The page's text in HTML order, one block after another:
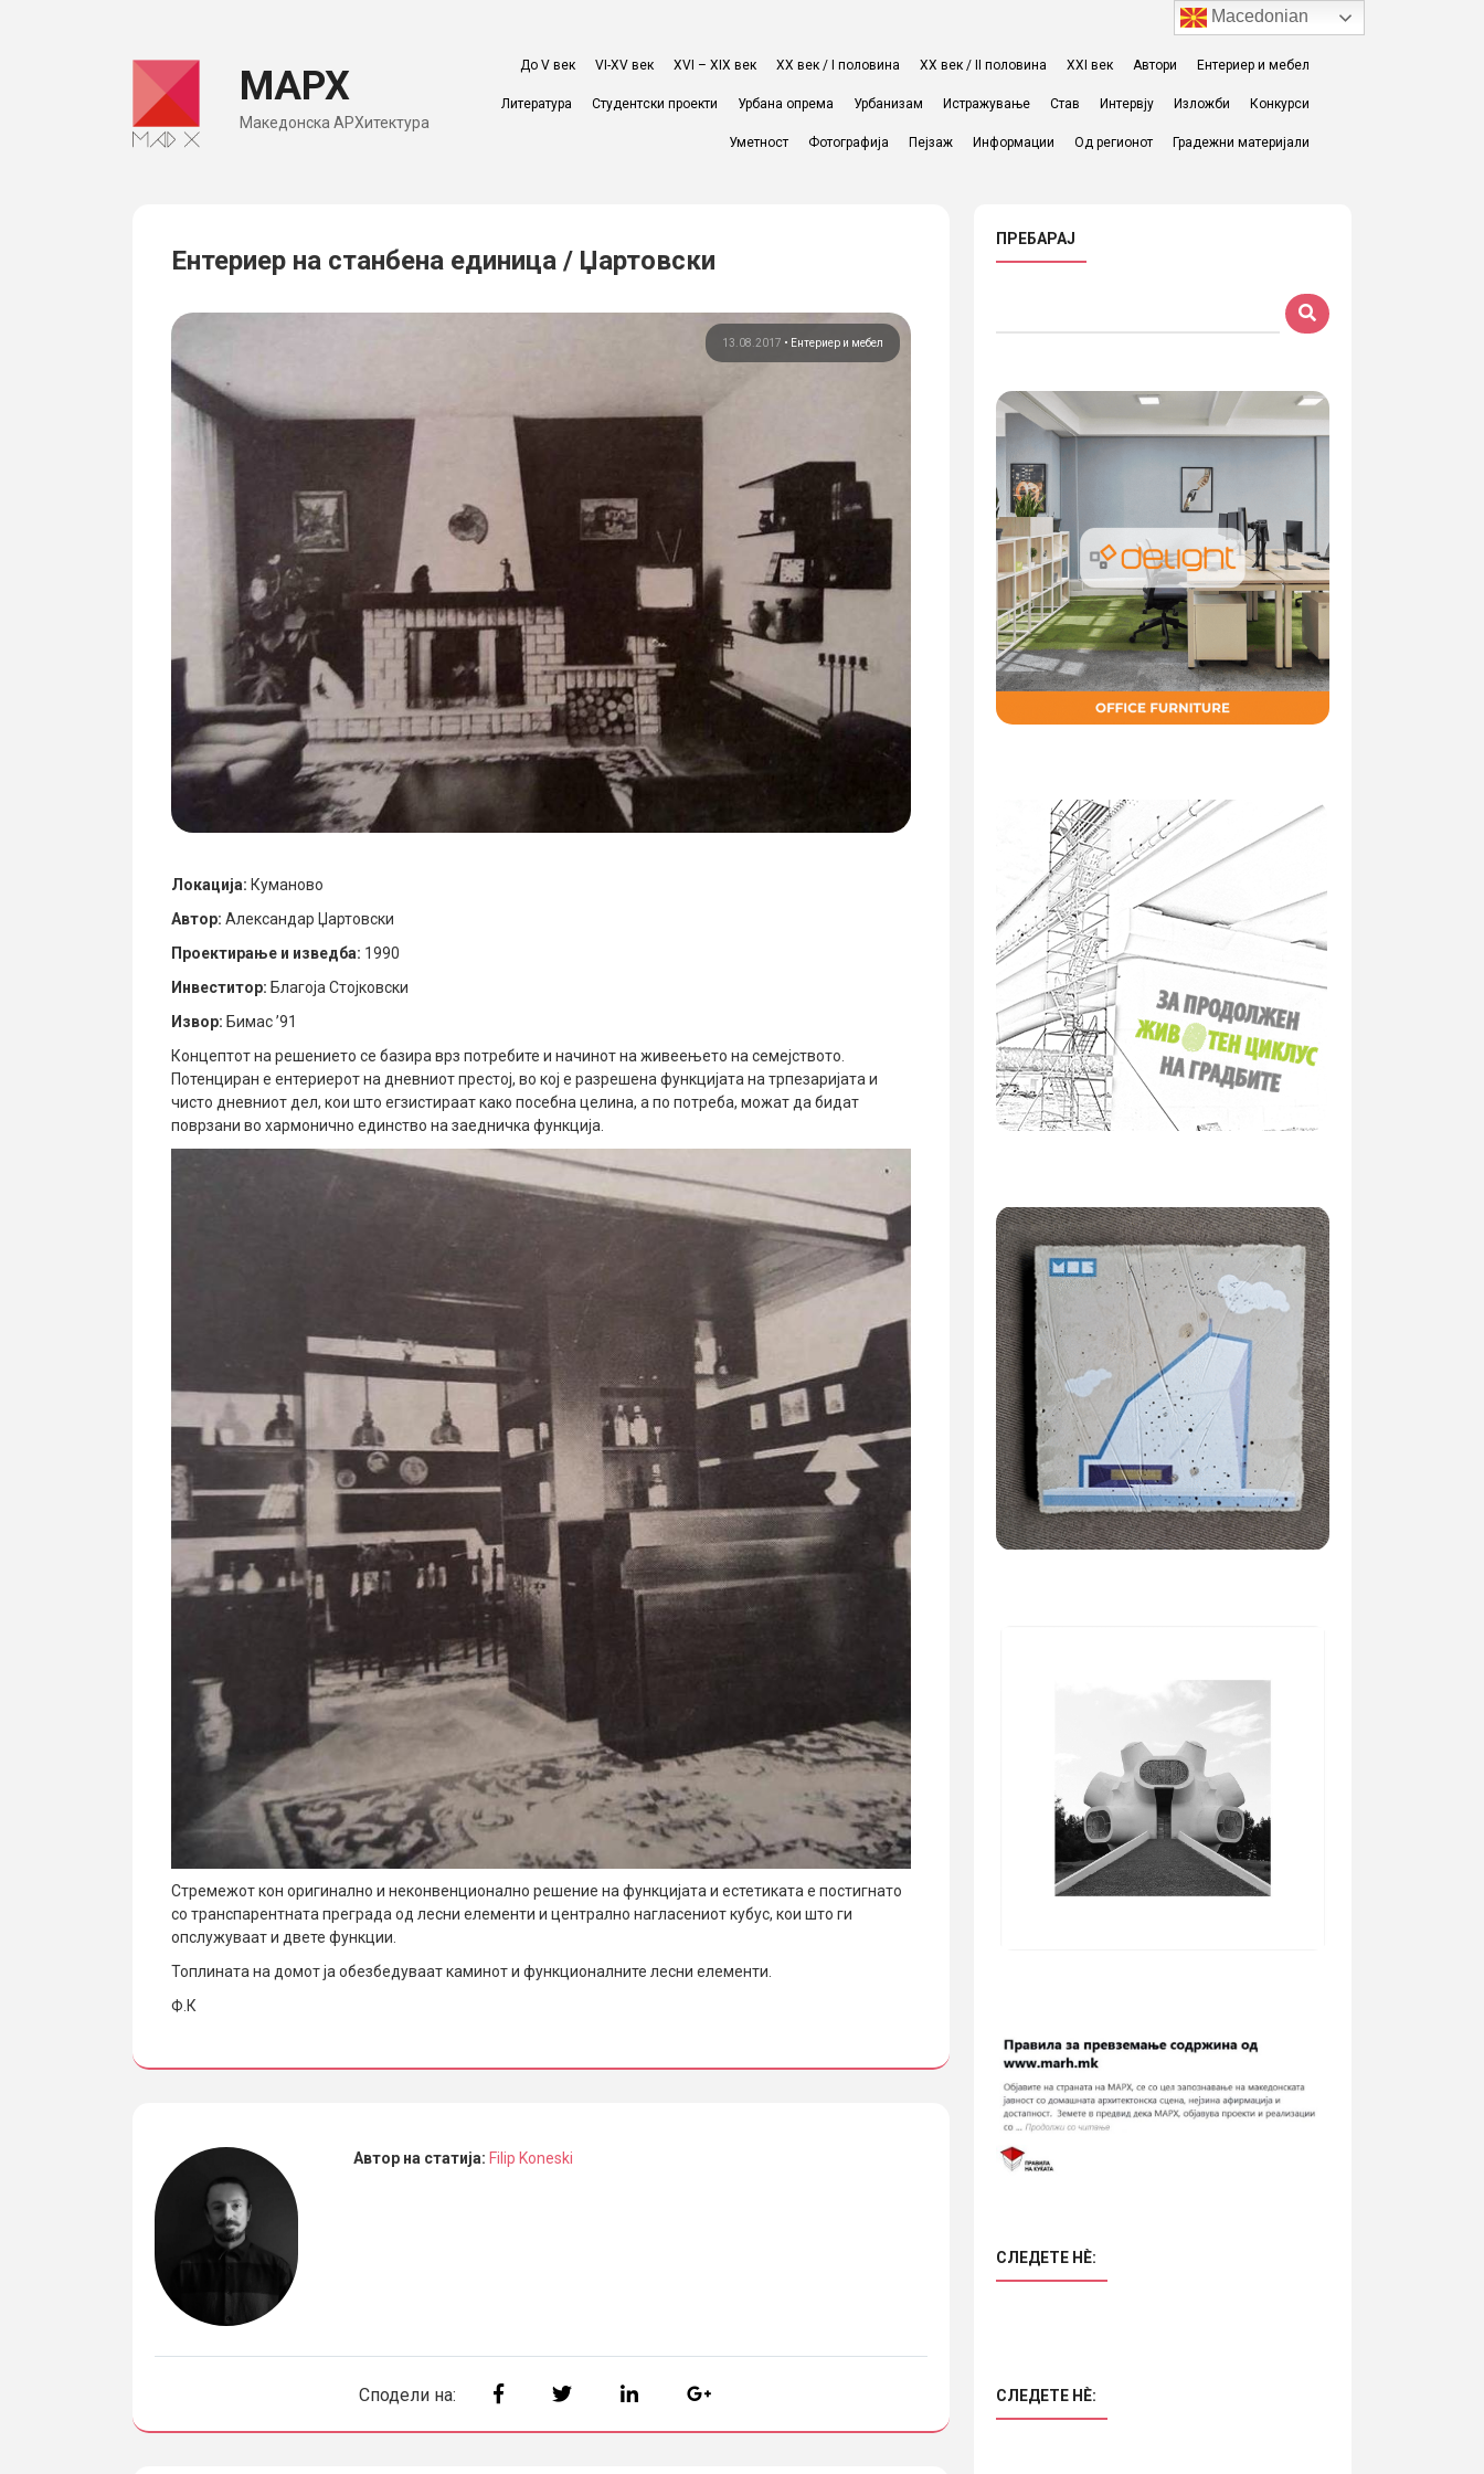
МАРХ
Македонска АРХитектура
До V век VI-XV век XVI – XIX век ХХ век / I половина ХХ век / II половина XXI век Автори Ентериер и мебел
Литература Студентски проекти Урбана опрема Урбанизам Истражување Став Интервју Изложби Конкурси
Уметност Фотографија Пејзаж Информации Од регионот Градежни материјали
Ентериер на станбена единица / Џартовски
13.08.2017 • Ентериер и мебел
Локација: Куманово
Автор: Александар Џартовски
Проектирање и изведба: 1990
Инвеститор: Благоја Стојковски
Извор: Бимас ’91
Концептот на решението се базира врз потребите и начинот на живеењето на семејството.
Потенциран е ентериерот на дневниот престој, во кој е разрешена функцијата на трпезаријата и
чисто дневниот дел, кои што егзистираат како посебна целина, а по потреба, можат да бидат
поврзани во хармонично единство на заедничка функција.
Стремежот кон оригинално и неконвенционално решение на функцијата и естетиката е постигнато
со транспарентната преграда од лесни елементи и централно нагласениот кубус, кои што ги
опслужуваат и двете функции.
Топлината на домот ја обезбедуваат каминот и функционалните лесни елементи.
Ф.К
Автор на статија: Filip Koneski
Сподели на:
ПРЕБАРАЈ
СЛЕДЕТЕ НÈ:
СЛЕДЕТЕ НÈ:
Macedonian